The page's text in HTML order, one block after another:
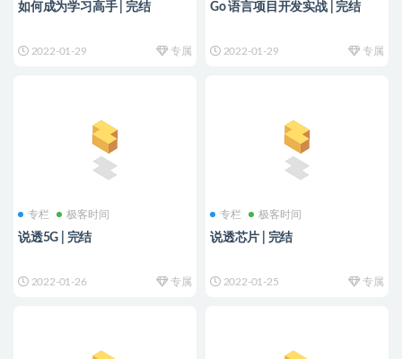
如何成为学习高手 | 完结
2022-01-29 专属
Go 语言项目开发实战 | 完结
2022-01-29 专属
专栏 极客时间
说透5G | 完结
2022-01-26 专属
专栏 极客时间
说透芯片 | 完结
2022-01-25 专属